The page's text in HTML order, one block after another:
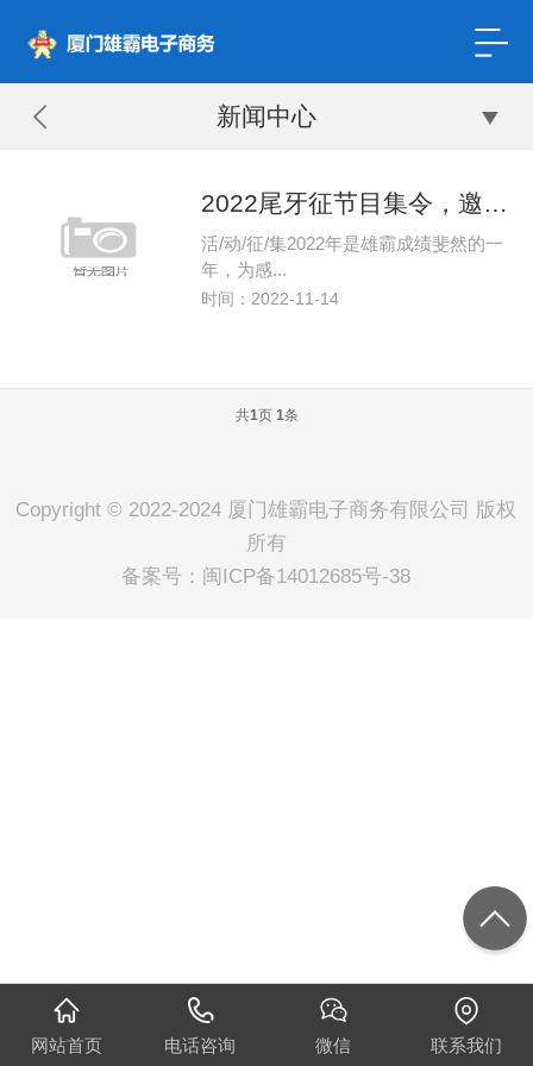
新闻中心
2022尾牙征节目集令，邀你一起C位出道！
活/动/征/集2022年是雄霸成绩斐然的一
年，为感...
时间：2022-11-14
共1页 1条
Copyright © 2022-2024 厦门雄霸电子商务有限公司 版权
所有
备案号： 闽ICP备14012685号-38
网站首页 电话咨询 微信 联系我们